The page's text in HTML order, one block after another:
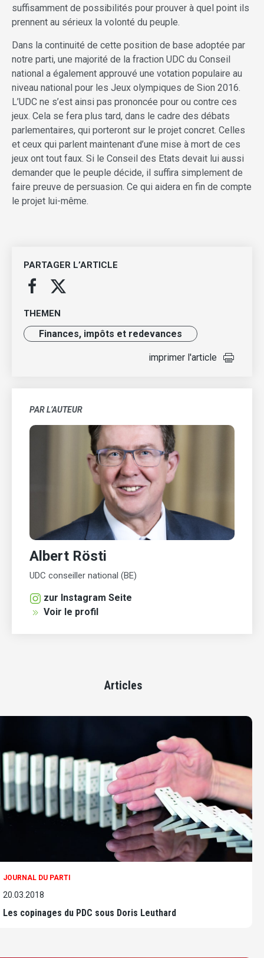
suffisamment de possibilités pour prouver à quel point ils
prennent au sérieux la volonté du peuple.
Dans la continuité de cette position de base adoptée par
notre parti, une majorité de la fraction UDC du Conseil
national a également approuvé une votation populaire au
niveau national pour les Jeux olympiques de Sion 2016.
L’UDC ne s’est ainsi pas prononcée pour ou contre ces
jeux. Cela se fera plus tard, dans le cadre des débats
parlementaires, qui porteront sur le projet concret. Celles
et ceux qui parlent maintenant d’une mise à mort de ces
jeux ont tout faux. Si le Conseil des Etats devait lui aussi
demander que le peuple décide, il suffira simplement de
faire preuve de persuasion. Ce qui aidera en fin de compte
le projet lui-même.
PARTAGER L’ARTICLE
THEMEN
Finances, impôts et redevances
imprimer l'article
PAR L’AUTEUR
Albert Rösti
UDC conseiller national (BE)
zur Instagram Seite
Voir le profil
Articles
JOURNAL DU PARTI
20.03.2018
Les copinages du PDC sous Doris Leuthard